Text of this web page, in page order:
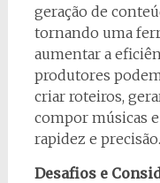
geração de
tornando uma
aumentar a
produtores
criar roteiros,
compor músicas
rapidez e precisão.
Desafios e